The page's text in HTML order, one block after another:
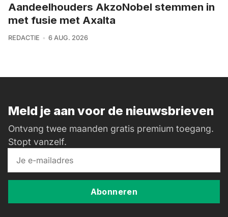
Aandeelhouders AkzoNobel stemmen in
met fusie met Axalta
REDACTIE 6 AUG. 2026
Meld je aan voor de nieuwsbrieven
Ontvang twee maanden gratis premium toegang.
Stopt vanzelf.
Abonneren